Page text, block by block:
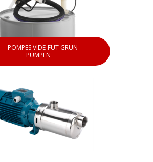
POMPES VIDE-FUT GRÜN-
PUMPEN